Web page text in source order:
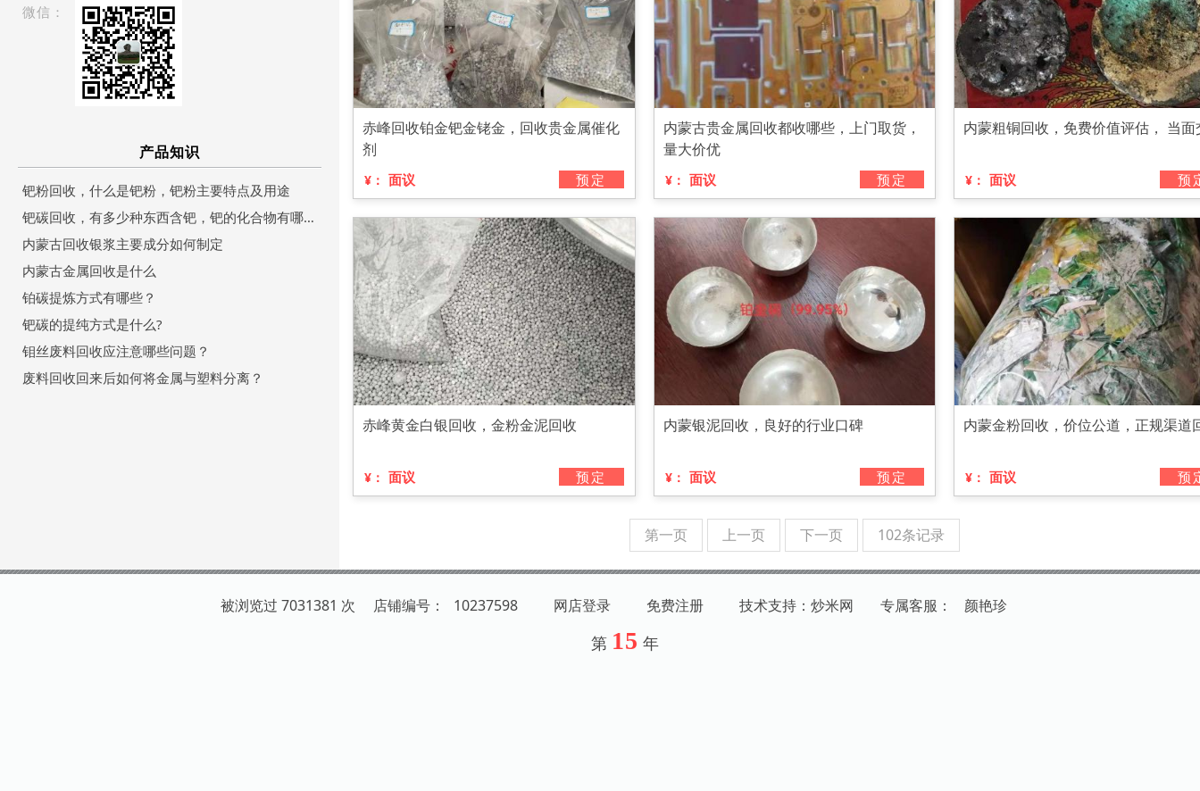
微信：
产品知识
钯粉回收，什么是钯粉，钯粉主要特点及用途
钯碳回收，有多少种东西含钯，钯的化合物有哪些？
内蒙古回收银浆主要成分如何制定
内蒙古金属回收是什么
铂碳提炼方式有哪些？
钯碳的提纯方式是什么?
钼丝废料回收应注意哪些问题？
废料回收回来后如何将金属与塑料分离？
赤峰回收铂金钯金铑金，回收贵金属催化
剂
¥： 面议 预定
内蒙古贵金属回收都收哪些，上门取货，
量大价优
¥： 面议 预定
内蒙粗铜回收，免费价值评估， 当面
¥： 面议 预
赤峰黄金白银回收，金粉金泥回收
¥： 面议 预定
内蒙银泥回收，良好的行业口碑
¥： 面议 预定
内蒙金粉回收，价位公道，正规渠道
¥： 面议 预
第一页 上一页 下一页 102条记录
被浏览过 7031381 次 店铺编号： 10237598 网店登录 免费注册 技术支持：炒米网 专属客服 ： 颜艳珍
第 15 年